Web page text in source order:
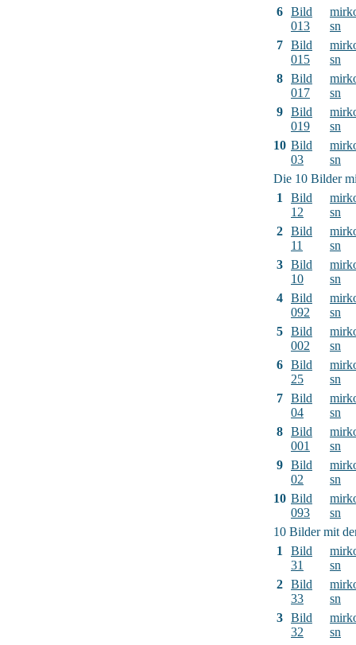
6 Bild
013
sn
7 Bild
015
sn
8 Bild
017
sn
9 Bild
019
sn
10 Bild
03
sn
Die 10 Bilder
1
Bild
12
sn
2 Bild
11
sn
3 Bild
10
sn
4 Bild
092
sn
5 Bild
002
sn
6 Bild
25
sn
7 Bild
04
sn
8 Bild
001
sn
9 Bild
02
sn
10 Bild
093
sn
10 Bilder mit
1
Bild
31
sn
2 Bild
33
sn
3 Bild
32
sn